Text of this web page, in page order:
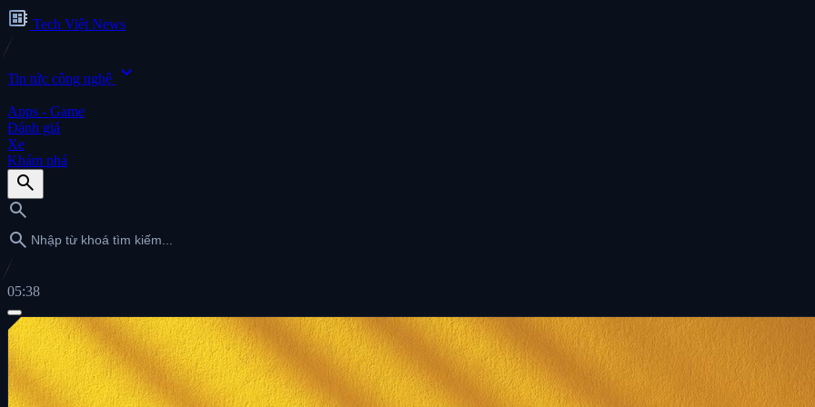
developer_board Tech Việt News
Tin tức công nghệ expand_more
Apps - Game
Đánh giá
Xe
Khám phá
search
search
search
05:38